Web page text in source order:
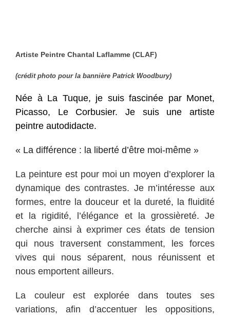
Artiste Peintre Chantal Laflamme (CLAF)
(crédit photo pour la bannière Patrick Woodbury)
Née à La Tuque, je suis fascinée par Monet,
Picasso, Le Corbusier. Je suis une artiste
peintre autodidacte.
« La différence : la liberté d’être moi-même »
La peinture est pour moi un moyen d’explorer la
dynamique des contrastes. Je m’intéresse aux
formes, entre la douceur et la dureté, la fluidité
et la rigidité, l’élégance et la grossièreté. Je
cherche ainsi à exprimer ces états de tension
qui nous traversent constamment, les forces
vives qui nous séparent, nous réunissent et
nous emportent ailleurs.
La couleur est explorée dans toutes ses
variations, afin d’accentuer les oppositions,